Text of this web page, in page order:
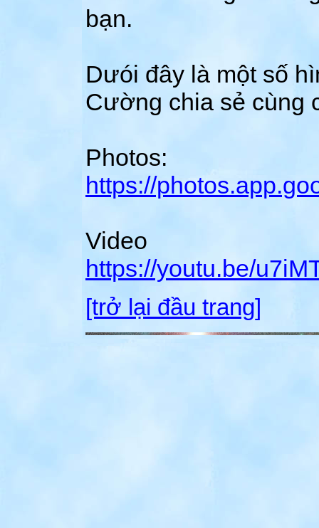
bạn.
Dưói đây là một số
Cường chia sẻ cùng
Photos:
https://
Video
https://youtu.be/
[trở lại đầu trang]